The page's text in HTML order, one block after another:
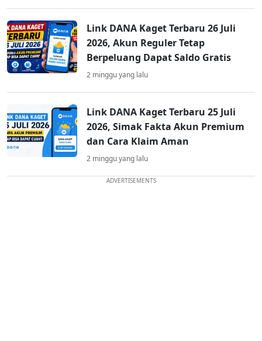
Link DANA Kaget Terbaru 26 Juli
2026, Akun Reguler Tetap
Berpeluang Dapat Saldo Gratis
2 minggu yang lalu
Link DANA Kaget Terbaru 25 Juli
2026, Simak Fakta Akun Premium
dan Cara Klaim Aman
2 minggu yang lalu
ADVERTISEMENTS